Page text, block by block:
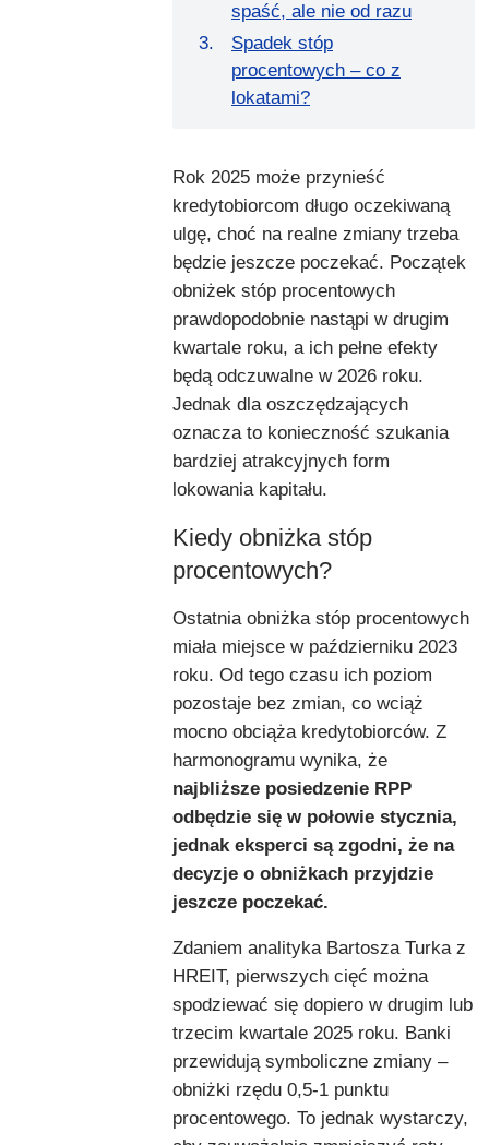
spaść, ale nie od razu
Spadek stóp
procentowych – co z
lokatami?
Rok 2025 może przynieść
kredytobiorcom długo oczekiwaną
ulgę, choć na realne zmiany trzeba
będzie jeszcze poczekać. Początek
obniżek stóp procentowych
prawdopodobnie nastąpi w drugim
kwartale roku, a ich pełne efekty
będą odczuwalne w 2026 roku.
Jednak dla oszczędzających
oznacza to konieczność szukania
bardziej atrakcyjnych form
lokowania kapitału.
Kiedy obniżka stóp
procentowych?
Ostatnia obniżka stóp procentowych
miała miejsce w październiku 2023
roku. Od tego czasu ich poziom
pozostaje bez zmian, co wciąż
mocno obciąża kredytobiorców. Z
harmonogramu wynika, że
najbliższe posiedzenie RPP
odbędzie się w połowie stycznia,
jednak eksperci są zgodni, że na
decyzje o obniżkach przyjdzie
jeszcze poczekać.
Zdaniem analityka Bartosza Turka z
HREIT, pierwszych cięć można
spodziewać się dopiero w drugim lub
trzecim kwartale 2025 roku. Banki
przewidują symboliczne zmiany –
obniżki rzędu 0,5-1 punktu
procentowego. To jednak wystarczy,